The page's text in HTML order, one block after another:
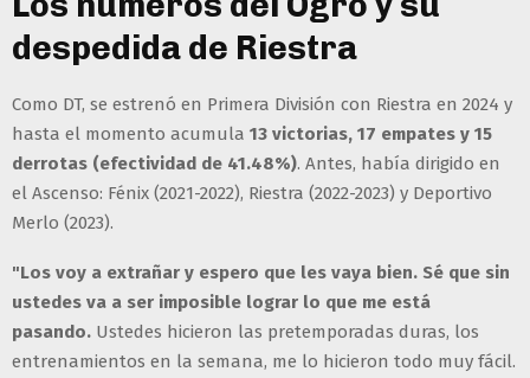
despedida de Riestra
Como DT, se estrenó en Primera División con Riestra en 2024 y
hasta el momento acumula 13 victorias, 17 empates y 15
derrotas (efectividad de 41.48%). Antes, había dirigido en
el Ascenso: Fénix (2021-2022), Riestra (2022-2023) y Deportivo
Merlo (2023).
"Los voy a extrañar y espero que les vaya bien. Sé que sin
ustedes va a ser imposible lograr lo que me está
pasando. Ustedes hicieron las pretemporadas duras, los
entrenamientos en la semana, me lo hicieron todo muy fácil.